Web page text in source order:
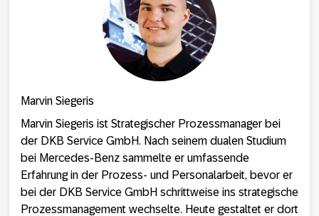
Marvin Siegeris
Marvin Siegeris ist Strategischer Prozessmanager bei
der DKB Service GmbH. Nach seinem dualen Studium
bei Mercedes-Benz sammelte er umfassende
Erfahrung in der Prozess- und Personalarbeit, bevor er
bei der DKB Service GmbH schrittweise ins strategische
Prozessmanagement wechselte. Heute gestaltet er dort